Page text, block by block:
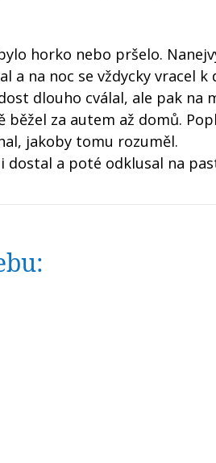
horko nebo pršelo.
a na noc se vždycky vracel k
dlouho cválal, ale pak na
za autem až domů.
jakoby tomu rozuměl.
dostal a poté odklusal na